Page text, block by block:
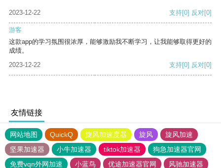
2023-12-22 支持[0] 反对[0]
游客
这款app的学习氛围很浓厚，能够激励我不断学习，让我能够取得更好的
成绩。
2023-12-22
支持[0] 反对[0]
友情链接
网站地图 QuickQ 旋风加速度器 旋风
旋风加速
坚果加速器
小牛加速器 tiktok加速器
狗急加速器官网
免费vqn外网加速
小蓝鸟 优途加速器官网 风驰加速器